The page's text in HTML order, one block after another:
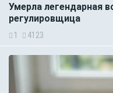
Умерла легендарная
регулировщица
1 4123